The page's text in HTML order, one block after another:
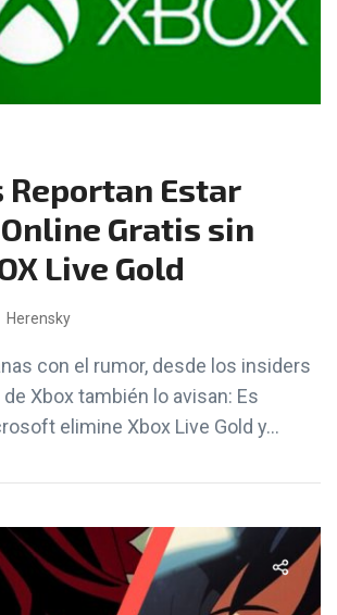
Reportan Estar
Gratis sin
Live Gold
Herensky
con el rumor, desde los insiders
Xbox también lo avisan: Es
elimine Xbox Live Gold y...